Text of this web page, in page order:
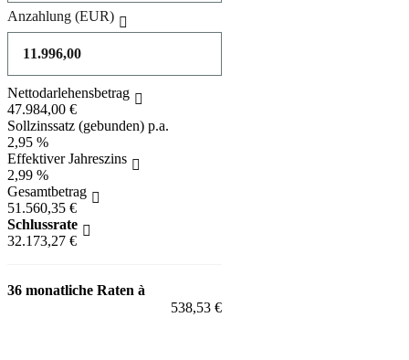
Anzahlung (EUR)
Nettodarlehensbetrag
47.984,00 €
Sollzinssatz (gebunden) p.a.
2,95 %
Effektiver Jahreszins
2,99 %
Gesamtbetrag
51.560,35 €
Schlussrate
32.173,27 €
36 monatliche Raten à
538,53 €